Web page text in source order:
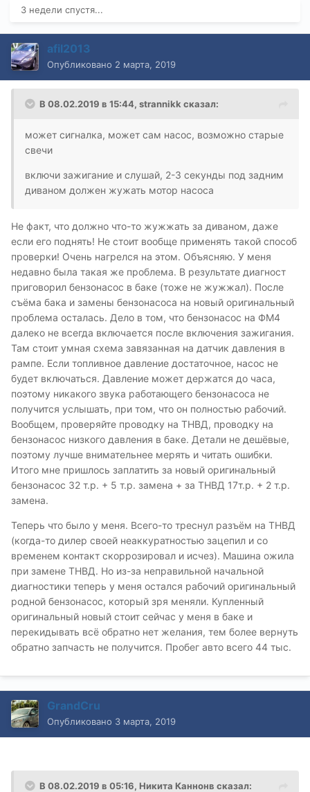
3 недели спустя...
afil2013
Опубликовано 2 марта, 2019
В 08.02.2019 в 15:44, strannikk сказал:
может сигналка, может сам насос, возможно старые
свечи
включи зажигание и слушай, 2-3 секунды под задним
диваном должен жужать мотор насоса
Не факт, что должно что-то жужжать за диваном, даже
если его поднять! Не стоит вообще применять такой способ
проверки! Очень нагрелся на этом. Объясняю. У меня
недавно была такая же проблема. В результате диагност
приговорил бензонасос в баке (тоже не жужжал). После
съёма бака и замены бензонасоса на новый оригинальный
проблема осталась. Дело в том, что бензонасос на ФМ4
далеко не всегда включается после включения зажигания.
Там стоит умная схема завязанная на датчик давления в
рампе. Если топливное давление достаточное, насос не
будет включаться. Давление может держатся до часа,
поэтому никакого звука работающего бензонасоса не
получится услышать, при том, что он полностью рабочий.
Вообщем, проверяйте проводку на ТНВД, проводку на
бензонасос низкого давления в баке. Детали не дешёвые,
поэтому лучше внимательнее мерять и читать ошибки.
Итого мне пришлось заплатить за новый оригинальный
бензонасос 32 т.р. + 5 т.р. замена + за ТНВД 17т.р. + 2 т.р.
замена.
Теперь что было у меня. Всего-то треснул разъём на ТНВД
(когда-то дилер своей неаккуратностью зацепил и со
временем контакт скоррозировал и исчез). Машина ожила
при замене ТНВД. Но из-за неправильной начальной
диагностики теперь у меня остался рабочий оригинальный
родной бензонасос, который зря меняли. Купленный
оригинальный новый стоит сейчас у меня в баке и
перекидывать всё обратно нет желания, тем более вернуть
обратно запчасть не получится. Пробег авто всего 44 тыс.
GrandCru
Опубликовано 3 марта, 2019
В 08.02.2019 в 05:16, Никита Каннонв сказал: